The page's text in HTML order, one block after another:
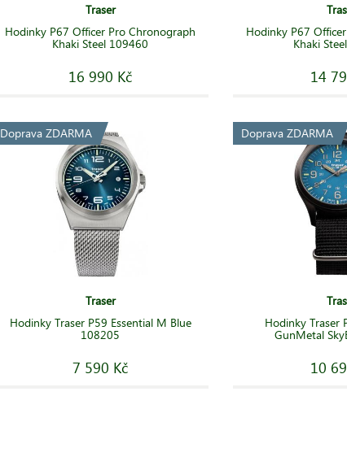
Traser
Hodinky P67 Officer Pro Chronograph
Khaki Steel 109460
16 990 Kč
Hodinky P67
Khaki
14
Doprava ZDARMA
Traser
Hodinky Traser P59 Essential M Blue
108205
7 590 Kč
Doprava ZDARMA
Hodinky Traser
GunMetal
10